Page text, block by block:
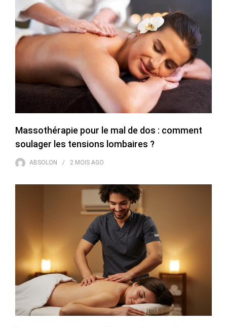
Massothérapie pour le mal de dos : comment
soulager les tensions lombaires ?
ABSOLON 2 MOIS AGO